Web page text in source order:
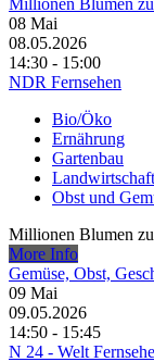
08 Mai
08.05.2026
14:30 - 15:00
NDR Fernsehen
Bio/Öko
Ernährung
Gartenbau
Landwirtschaft
Obst und
Millionen Blumen
More Info
Gemüse, Obst,
09 Mai
09.05.2026
14:50 - 15:45
N 24 - Welt